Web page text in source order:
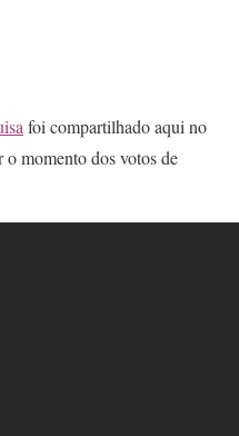
foi compartilhado aqui no
momento dos votos de